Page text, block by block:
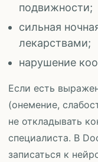
подвижности;
сильная
лекарствами;
нарушение
Если есть
(онемение,
не откладывать
специалиста. В
записаться к